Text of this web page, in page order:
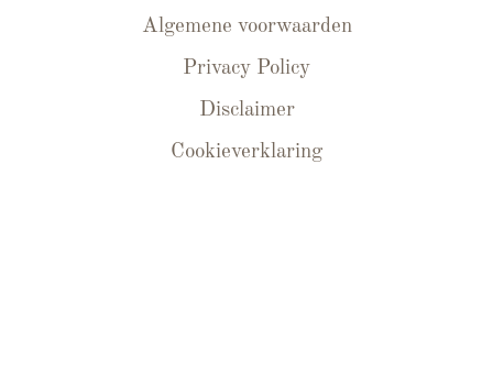
Algemene voorwaarden
Privacy Policy
Disclaimer
Cookieverklaring